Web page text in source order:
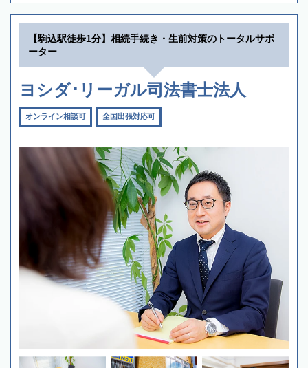
【駒込駅徒歩1分】相続手続き・生前対策のトータルサポ
ーター
ヨシダ･リーガル司法書士法人
オンライン相談可 全国出張対応可